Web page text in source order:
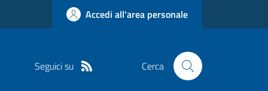
Accedi all'area personale
Seguici su Cerca